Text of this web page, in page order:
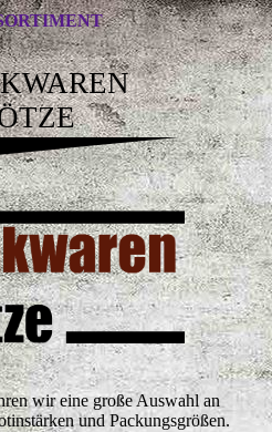
wir eine große Auswahl an
und Packungsgrößen.